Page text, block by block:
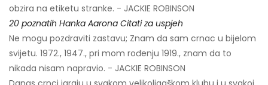
obzira na etiketu stranke. - JACKIE ROBINSON
20 poznatih Hanka Aarona Citati za uspjeh
Ne mogu pozdraviti zastavu; Znam da sam crnac u bijelom
svijetu. 1972., 1947., pri mom rođenju 1919., znam da to
nikada nisam napravio. - JACKIE ROBINSON